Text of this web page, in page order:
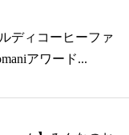
ディコーヒーファ
アワード...